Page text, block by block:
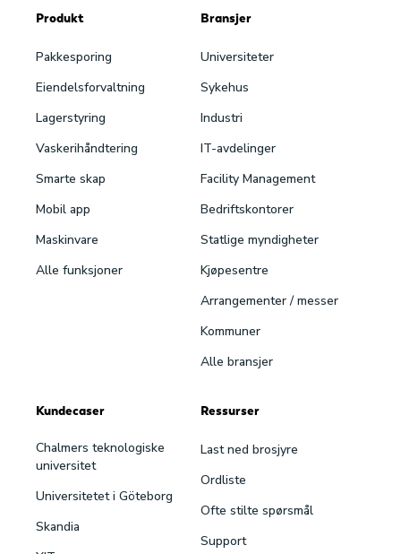
Produkt
Pakke­sporing
Eiendels­forvaltning
Lagerstyring
Vaskeri­håndtering
Smarte skap
Mobil app
Maskinvare
Alle funksjoner
Bransjer
Universiteter
Sykehus
Industri
IT-avdelinger
Facility Management
Bedriftskontorer
Statlige myndigheter
Kjøpesentre
Arrangementer / messer
Kommuner
Alle bransjer
Kundecaser
Chalmers teknologiske
universitet
Universitetet i Göteborg
Skandia
Ressurser
Last ned brosjyre
Ordliste
Ofte stilte spørsmål
Support